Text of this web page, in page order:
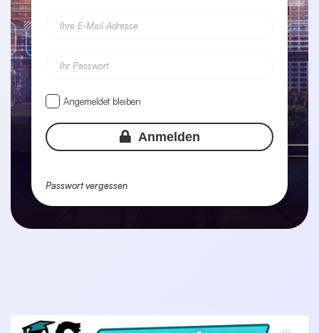
Ihre E-Mail Adresse
Ihr Passwort
Angemeldet bleiben
Anmelden
Passwort vergessen